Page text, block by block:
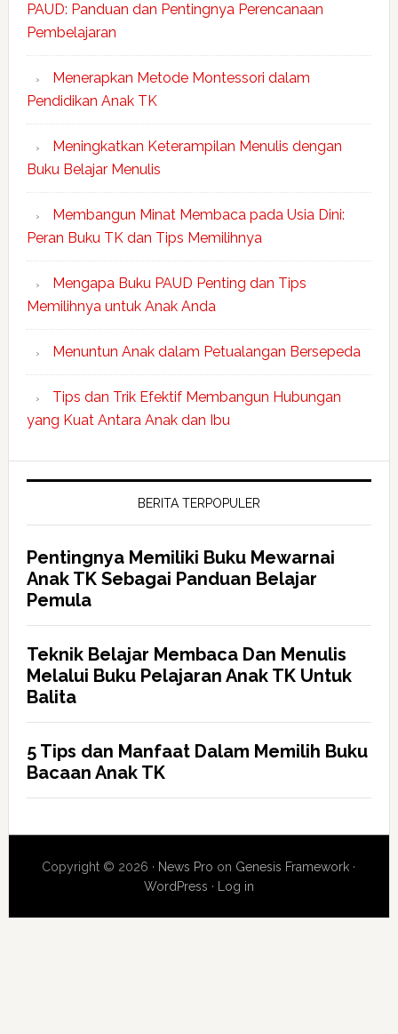
PAUD: Panduan dan Pentingnya Perencanaan
Pembelajaran
Menerapkan Metode Montessori dalam
Pendidikan Anak TK
Meningkatkan Keterampilan Menulis dengan
Buku Belajar Menulis
Membangun Minat Membaca pada Usia Dini:
Peran Buku TK dan Tips Memilihnya
Mengapa Buku PAUD Penting dan Tips
Memilihnya untuk Anak Anda
Menuntun Anak dalam Petualangan Bersepeda
Tips dan Trik Efektif Membangun Hubungan
yang Kuat Antara Anak dan Ibu
BERITA TERPOPULER
Pentingnya Memiliki Buku Mewarnai
Anak TK Sebagai Panduan Belajar
Pemula
Teknik Belajar Membaca Dan Menulis
Melalui Buku Pelajaran Anak TK Untuk
Balita
5 Tips dan Manfaat Dalam Memilih Buku
Bacaan Anak TK
Copyright © 2026 · News Pro on Genesis Framework ·
WordPress · Log in